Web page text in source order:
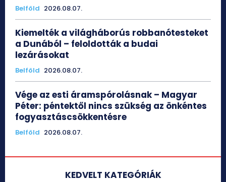
Belföld 2026.08.07.
Kiemelték a világháborús robbanótesteket
a Dunából – feloldották a budai
lezárásokat
Belföld 2026.08.07.
Vége az esti áramspórolásnak – Magyar
Péter: péntektől nincs szükség az önkéntes
fogyasztáscsökkentésre
Belföld 2026.08.07.
KEDVELT KATEGÓRIÁK